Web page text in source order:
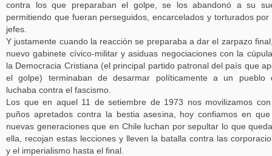
contra los que preparaban el golpe, se los abandonó a su
permitiendo que fueran perseguidos, encarcelados y torturados por
jefes.
Y justamente cuando la reacción se preparaba a dar el zarpazo
nuevo gabinete cívico-militar y asiduas negociaciones con la
la Democracia Cristiana (el principal partido patronal del país que
el golpe) terminaban de desarmar políticamente a un pueblo
luchaba contra el fascismo.
Los que en aquel 11 de setiembre de 1973 nos movilizamos
puños apretados contra la bestia asesina, hoy confiamos en
nuevas generaciones que en Chile luchan por sepultar lo que
ella, recojan estas lecciones y lleven la batalla contra las
y el imperialismo hasta el final.